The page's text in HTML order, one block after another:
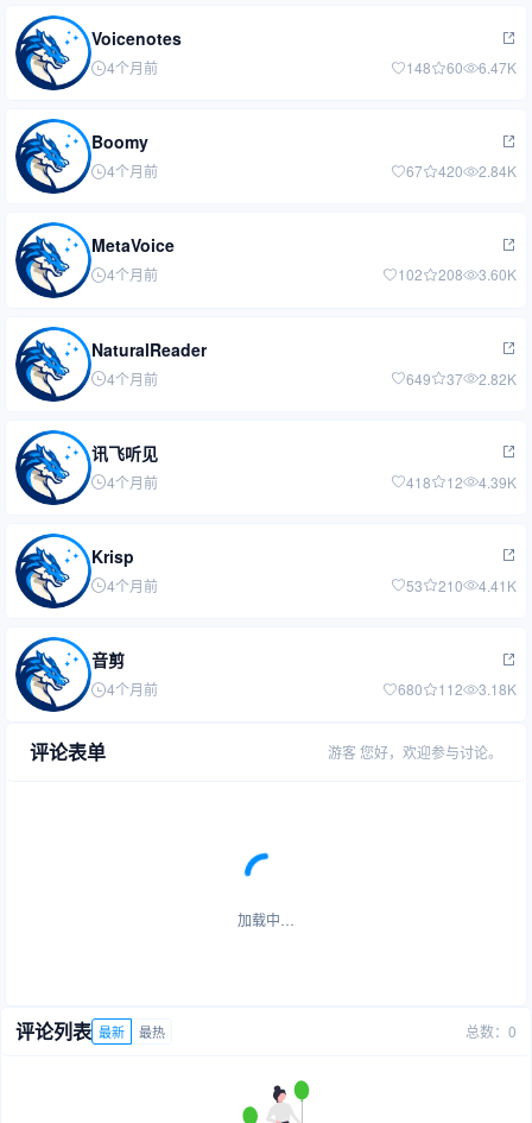
Voicenotes
4个月前 148 60 6.47K
Boomy
4个月前 67 420 2.84K
MetaVoice
4个月前 102 208 3.60K
NaturalReader
4个月前 649 37 2.82K
讯飞听见
4个月前 418 12 4.39K
Krisp
4个月前 53 210 4.41K
音剪
4个月前 680 112 3.18K
评论表单 游客 您好，欢迎参与讨论。
加载中…
评论列表 最新 最热 总数：0